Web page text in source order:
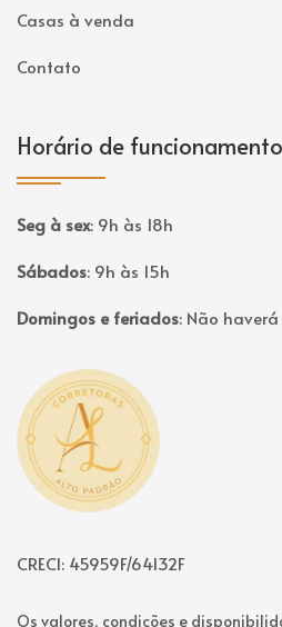
Casas à venda
Contato
Horário de funcionamento
Seg à sex: 9h às 18h
Sábados: 9h às 15h
Domingos e feriados: Não
Página inicial
CRECI: 45959F/64132F
Os valores, condições e